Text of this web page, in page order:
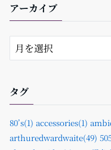
アーカイブ
タグ
80’s(1) accessories(1)
arthuredwardwaite(49)